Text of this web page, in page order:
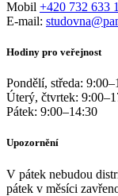
Mobil +420 732 633
E-mail:
Hodiny pro veřejnost
Pondělí, středa: 9:00–
Úterý, čtvrtek: 9:00–
Pátek: 9:00–14:30
Upozornění
V pátek nebudou
pátek v měsíci